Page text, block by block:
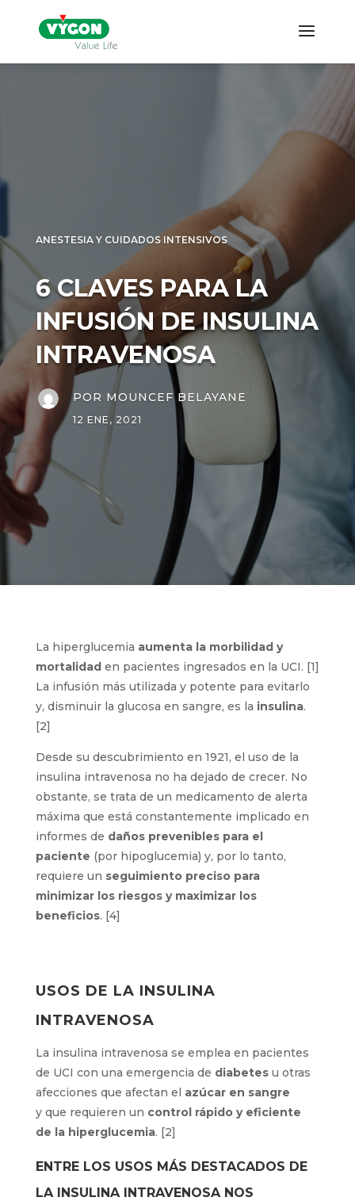
ANESTESIA Y CUIDADOS INTENSIVOS
6 CLAVES PARA LA
INFUSIÓN DE INSULINA
INTRAVENOSA
POR MOUNCEF BELAYANE
12 ENE, 2021
La hiperglucemia aumenta la morbilidad y
mortalidaden pacientes ingresados en la UCI. [1]
La infusión más utilizada y potente para evitarlo
y, disminuir la glucosa en sangre, es la insulina.
[2]
Desde su descubrimiento en 1921, el uso de la
insulina intravenosa no ha dejado de crecer. No
obstante, se trata de un medicamento de alerta
máxima que está constantemente implicado en
informes de daños prevenibles para el
paciente (por hipoglucemia) y, por lo tanto,
requiere un seguimiento preciso para
minimizar los riesgos y maximizar los
beneficios. [4]
USOS DE LA INSULINA
INTRAVENOSA
La insulina intravenosa se emplea en pacientes
de UCI con una emergencia de diabetesu otras
afecciones que afectan el azúcar en sangre
y que requieren un control rápido y eficiente
de la hiperglucemia. [2]
ENTRE LOS USOS MÁS DESTACADOS DE
LA INSULINA INTRAVENOSA NOS